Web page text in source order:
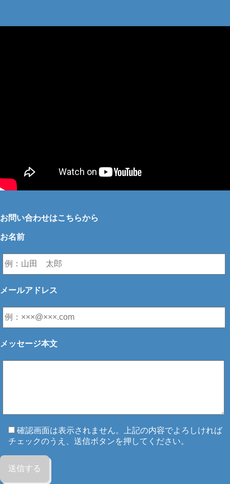
お問い合わせはこちらから
お名前
メールアドレス
メッセージ本文
確認画面は表示されません。上記の内容でよろしければ
チェックのうえ、送信ボタンを押してください。